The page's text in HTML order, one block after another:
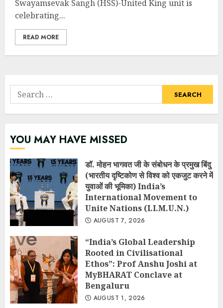
Swayamsevak Sangh (HSS)-United King unit is
celebrating...
READ MORE
Search
for:
YOU MAY HAVE MISSED
डॉ. मोहन भागवत जी के संबोधन के प्रमुख बिंदु
(भारतीय दृष्टिकोण से विश्व को एकजुट करने में
युवाओं की भूमिका) India’s
International Movement to
Unite Nations (I.I.M.U.N.)
AUGUST 7, 2026
“India’s Global Leadership
Rooted in Civilisational
Ethos”: Prof Anshu Joshi at
MyBHARAT Conclave at
Bengaluru
AUGUST 1, 2026